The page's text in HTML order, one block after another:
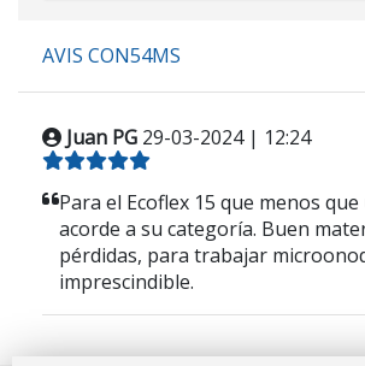
AVIS CON54MS
Juan PG 29-03-2024 | 12:24
Para el Ecoflex 15 que menos
acorde a su categoría. Buen
pérdidas, para trabajar
imprescindible.